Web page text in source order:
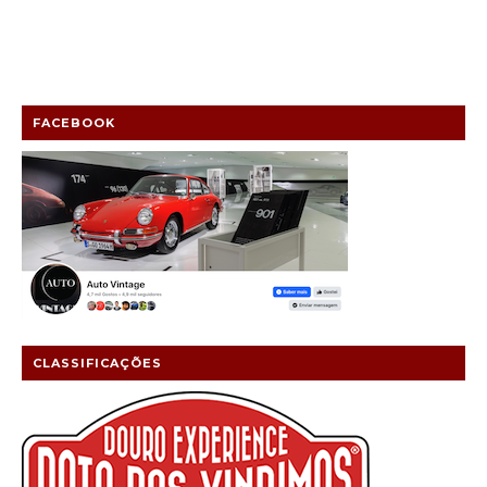
FACEBOOK
CLASSIFICAÇÕES